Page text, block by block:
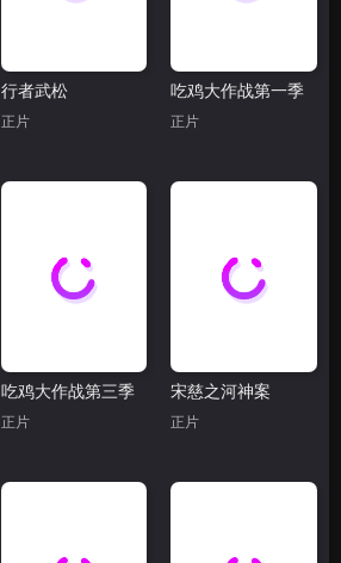
行者武松
正片
吃鸡大作战第一季
正片
吃鸡大作战第三季
正片
宋慈之河神案
正片